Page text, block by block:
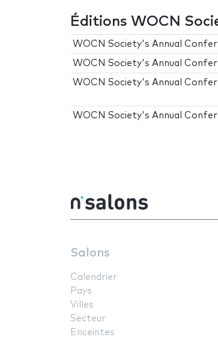
Éditions WOCN
WOCN Society's Annual
WOCN Society's Annual
WOCN Society's Annual
WOCN Society's Annual
Salons
Calendrier
Pays
Villes
Secteur
Enceintes